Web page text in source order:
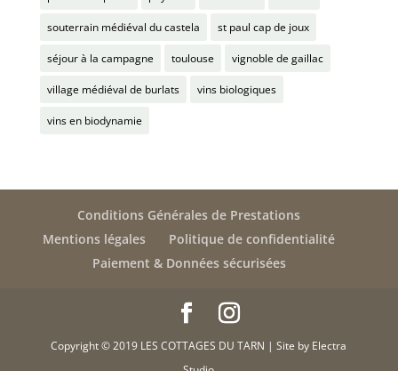
souterrain médiéval du castela st paul cap de joux
séjour à la campagne toulouse vignoble de gaillac
village médiéval de burlats vins biologiques
vins en biodynamie
Conditions Générales de Prestations
Mentions légales
Politique de confidentialité
Paiement & Données sécurisées
Copyright © 2019 LES COTTAGES DU TARN | Site by Electra